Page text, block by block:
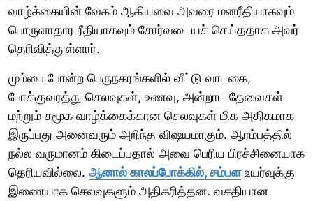
வாழ்க்கையின் வேகம் ஆகியவை அவரை மனரீதியாகவும்
பொருளாதார ரீதியாகவும் சோர்வடையச் செய்ததாக அவர்
தெரிவித்துள்ளார்.
மும்பை போன்ற பெருநகரங்களில் வீட்டு வாடகை,
போக்குவரத்து செலவுகள், உணவு, அன்றாட தேவைகள்
மற்றும் சமூக வாழ்க்கைக்கான செலவுகள் மிக அதிகமாக
இருப்பது அனைவரும் அறிந்த விஷயமாகும். ஆரம்பத்தில்
நல்ல வருமானம் கிடைப்பதால் அவை பெரிய பிரச்சினையாக
தெரியவில்லை. ஆனால் காலப்போக்கில், சம்பளஉயர்வுக்கு
இணையாக செலவுகளும் அதிகரித்தன. வசதியான